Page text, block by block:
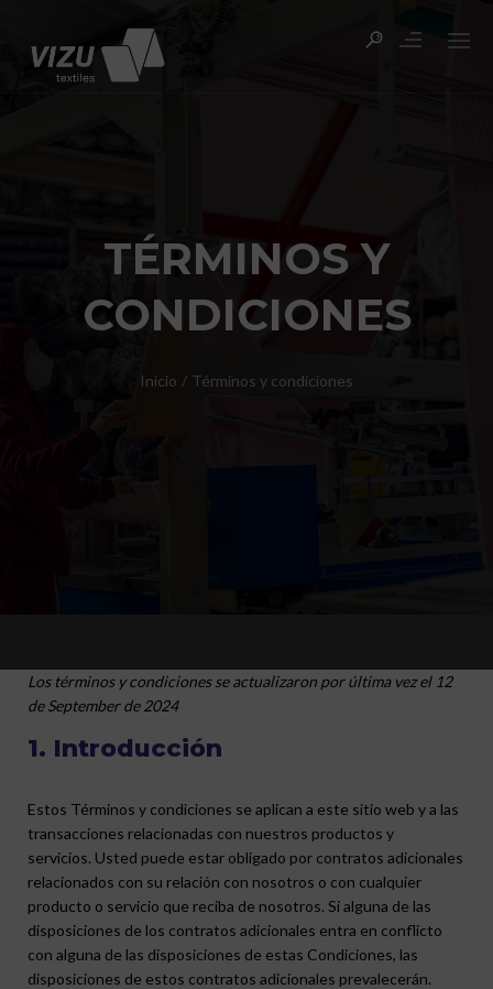
TÉRMINOS Y
CONDICIONES
Inicio / Términos y condiciones
Los términos y condiciones se actualizaron por última vez el 12
de September de 2024
1. Introducción
Estos Términos y condiciones se aplican a este sitio web y a las
transacciones relacionadas con nuestros productos y
servicios. Usted puede estar obligado por contratos adicionales
relacionados con su relación con nosotros o con cualquier
producto o servicio que reciba de nosotros. Si alguna de las
disposiciones de los contratos adicionales entra en conflicto
con alguna de las disposiciones de estas Condiciones, las
disposiciones de estos contratos adicionales prevalecerán.